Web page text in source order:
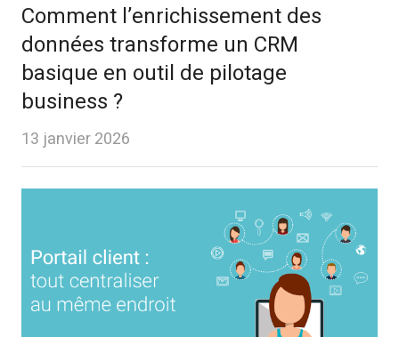
Comment l’enrichissement des
données transforme un CRM
basique en outil de pilotage
business ?
13 janvier 2026